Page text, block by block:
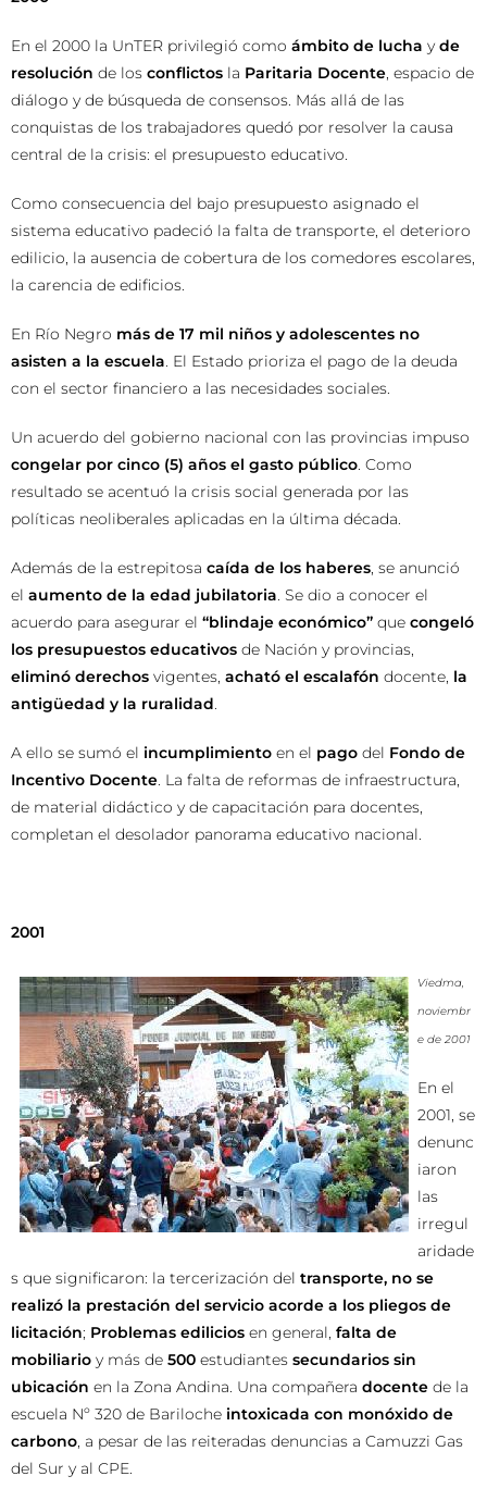
En el 2000 la UnTER privilegió como ámbito de lucha y de
resolución de los conflictos la Paritaria Docente, espacio de
diálogo y de búsqueda de consensos. Más allá de las
conquistas de los trabajadores quedó por resolver la causa
central de la crisis: el presupuesto educativo.
Como consecuencia del bajo presupuesto asignado el
sistema educativo padeció la falta de transporte, el deterioro
edilicio, la ausencia de cobertura de los comedores escolares,
la carencia de edificios.
En Río Negro más de 17 mil niños y adolescentes no
asisten a la escuela. El Estado prioriza el pago de la deuda
con el sector financiero a las necesidades sociales.
Un acuerdo del gobierno nacional con las provincias impuso
congelar por cinco (5) años el gasto público. Como
resultado se acentuó la crisis social generada por las
políticas neoliberales aplicadas en la última década.
Además de la estrepitosa caída de los haberes, se anunció
el aumento de la edad jubilatoria. Se dio a conocer el
acuerdo para asegurar el “blindaje económico” que congeló
los presupuestos educativos de Nación y provincias,
eliminó derechos vigentes, acható el escalafón docente, la
antigüedad y la ruralidad.
A ello se sumó el incumplimiento en el pago del Fondo de
Incentivo Docente. La falta de reformas de infraestructura,
de material didáctico y de capacitación para docentes,
completan el desolador panorama educativo nacional.
2001
Viedma,
noviembr
e de 2001
En el
2001, se
denunc
iaron
las
irregul
aridade
s que significaron: la tercerización del transporte, no se
realizó la prestación del servicio acorde a los pliegos de
licitación; Problemas edilicios en general, falta de
mobiliario y más de 500 estudiantes secundarios sin
ubicación en la Zona Andina. Una compañera docente de la
escuela Nº 320 de Bariloche intoxicada con monóxido de
carbono, a pesar de las reiteradas denuncias a Camuzzi Gas
del Sur y al CPE.